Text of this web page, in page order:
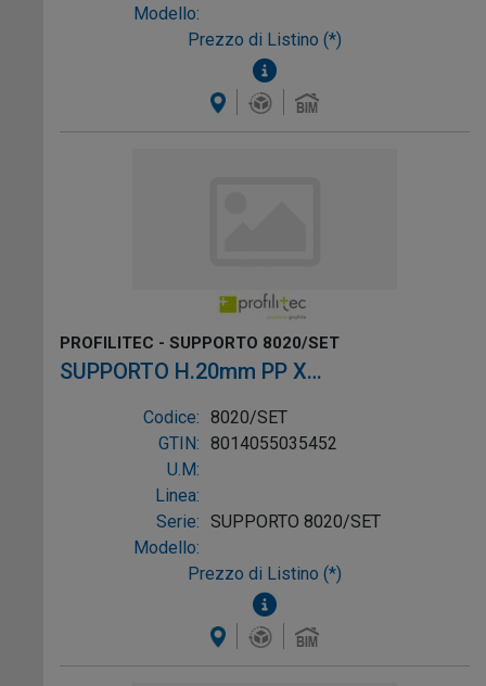
Modello:
Prezzo di Listino (*)
PROFILITEC - SUPPORTO 8020/SET
SUPPORTO H.20mm PP X
LASTRE/GALLEGG.
Codice: 8020/SET
GTIN: 8014055035452
U.M:
Linea:
Serie: SUPPORTO 8020/SET
Modello:
Prezzo di Listino (*)